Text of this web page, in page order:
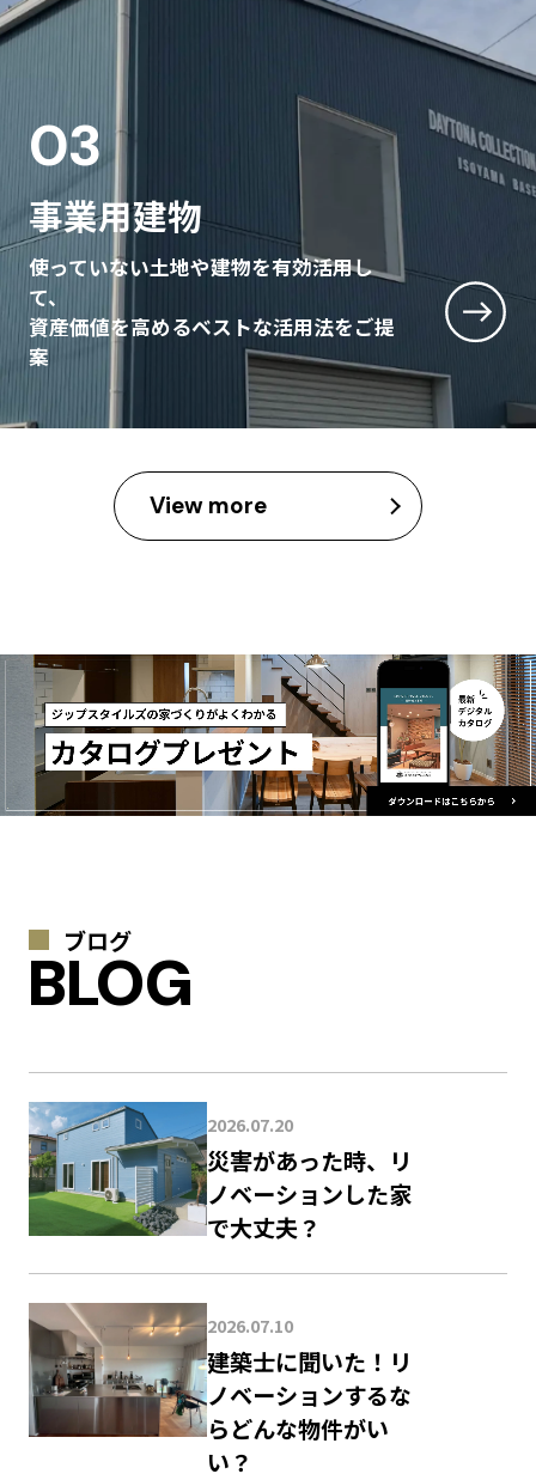
03
事業用建物
使っていない土地や建物を有効活用し
て、
資産価値を高めるベストな活用法をご提
案
View more
ブログ
BLOG
2026.07.20
災害があった時、リ
ノベーションした家
で大丈夫？
2026.07.10
建築士に聞いた！リ
ノベーションするな
らどんな物件がい
い？